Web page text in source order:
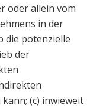
oder allein vom
in der
die potenzielle
der
(c) inwieweit